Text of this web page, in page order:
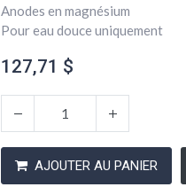
Anodes en magnésium
Pour eau douce uniquement
127,71 $
AJOUTER AU PANIER